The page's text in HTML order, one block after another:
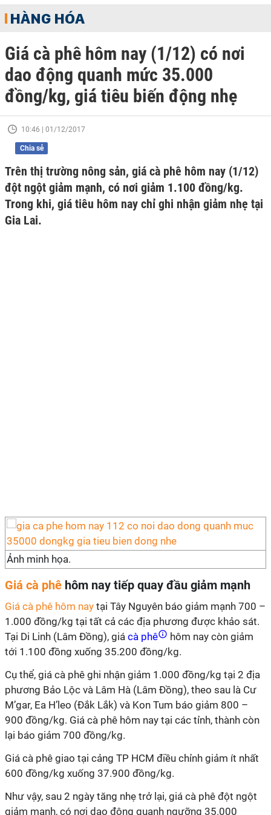
HÀNG HÓA
Giá cà phê hôm nay (1/12) có nơi
dao động quanh mức 35.000
đồng/kg, giá tiêu biến động nhẹ
10:46 | 01/12/2017
Chia sẻ
Trên thị trường nông sản, giá cà phê hôm nay (1/12)
đột ngột giảm mạnh, có nơi giảm 1.100 đồng/kg.
Trong khi, giá tiêu hôm nay chỉ ghi nhận giảm nhẹ tại
Gia Lai.
Ảnh minh họa.
Giá cà phê hôm nay tiếp quay đầu giảm mạnh
Giá cà phê hôm nay tại Tây Nguyên báo giảm mạnh 700 –
1.000 đồng/kg tại tất cả các địa phương được khảo sát.
Tại Di Linh (Lâm Đồng), giá cà phê
hôm nay còn giảm
tới 1.100 đồng xuống 35.200 đồng/kg.
Cụ thể, giá cà phê ghi nhận giảm 1.000 đồng/kg tại 2 địa
phương Bảo Lộc và Lâm Hà (Lâm Đồng), theo sau là Cư
M’gar, Ea H’leo (Đắk Lắk) và Kon Tum báo giảm 800 –
900 đồng/kg. Giá cà phê hôm nay tại các tỉnh, thành còn
lại báo giảm 700 đồng/kg.
Giá cà phê giao tại cảng TP HCM điều chỉnh giảm ít nhất
600 đồng/kg xuống 37.900 đồng/kg.
Như vậy, sau 2 ngày tăng nhẹ trở lại, giá cà phê đột ngột
giảm mạnh, có nơi dao động quanh ngưỡng 35.000